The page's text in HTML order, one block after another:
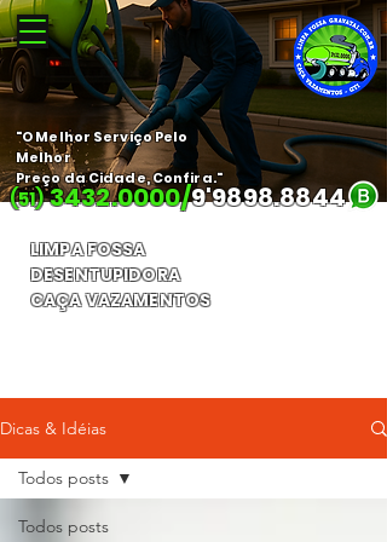
(51) 3432.0000/9'9898.8844
"O Melhor Serviço Pelo
Melhor
Preço da Cidade, Confira."
LIMPA FOSSA
DESENTUPIDORA
CAÇA VAZAMENTOS
Dicas & Idéias
Todos posts
Todos posts